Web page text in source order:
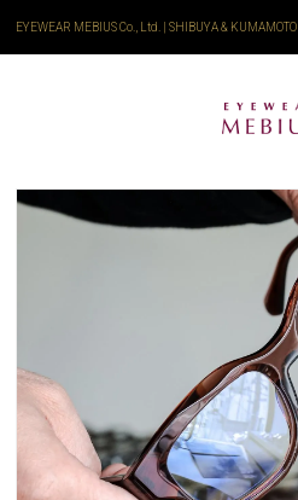
EYEWEAR MEBIUS Co., Ltd. | SHIBUYA & KUMAMOTO